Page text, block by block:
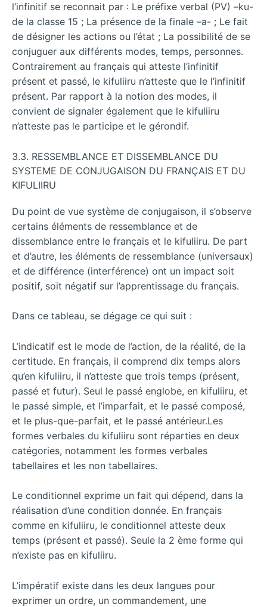
l’infinitif se reconnait par : Le préfixe verbal (PV) –ku-
de la classe 15 ; La présence de la finale –a- ; Le fait
de désigner les actions ou l’état ; La possibilité de se
conjuguer aux différents modes, temps, personnes.
Contrairement au français qui atteste l’infinitif
présent et passé, le kifuliiru n’atteste que le l’infinitif
présent. Par rapport à la notion des modes, il
convient de signaler également que le kifuliiru
n’atteste pas le participe et le gérondif.
3.3. RESSEMBLANCE ET DISSEMBLANCE DU
SYSTEME DE CONJUGAISON DU FRANÇAIS ET DU
KIFULIIRU
Du point de vue système de conjugaison, il s’observe
certains éléments de ressemblance et de
dissemblance entre le français et le kifuliiru. De part
et d’autre, les éléments de ressemblance (universaux)
et de différence (interférence) ont un impact soit
positif, soit négatif sur l’apprentissage du français.
Dans ce tableau, se dégage ce qui suit :
L’indicatif est le mode de l’action, de la réalité, de la
certitude. En français, il comprend dix temps alors
qu’en kifuliiru, il n’atteste que trois temps (présent,
passé et futur). Seul le passé englobe, en kifuliiru, et
le passé simple, et l’imparfait, et le passé composé,
et le plus-que-parfait, et le passé antérieur.Les
formes verbales du kifuliiru sont réparties en deux
catégories, notamment les formes verbales
tabellaires et les non tabellaires.
Le conditionnel exprime un fait qui dépend, dans la
réalisation d’une condition donnée. En français
comme en kifuliiru, le conditionnel atteste deux
temps (présent et passé). Seule la 2 ème forme qui
n’existe pas en kifuliiru.
L’impératif existe dans les deux langues pour
exprimer un ordre, un commandement, une